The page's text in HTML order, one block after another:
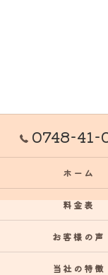
0748-41-
ホーム
料金表
お客様の声
当社の特徴